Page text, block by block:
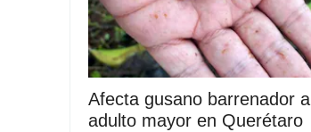
Afecta gusano barrenador a
adulto mayor en Querétaro